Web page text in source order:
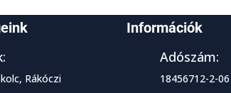
Rákóczi
Információk
Adószám:
18456712-2-06